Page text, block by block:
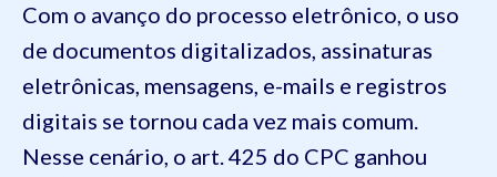
Com o avanço do processo eletrônico, o uso
de documentos digitalizados, assinaturas
eletrônicas, mensagens, e-mails e registros
digitais se tornou cada vez mais comum.
Nesse cenário, o art. 425 do CPC ganhou